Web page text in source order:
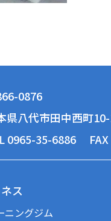
0876
県八代市田中西町
0965-35-6886
ス
ニングジム